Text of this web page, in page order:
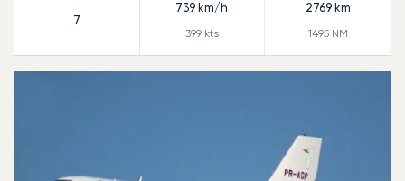
7
739 km/h
399kts
2769km
1495NM